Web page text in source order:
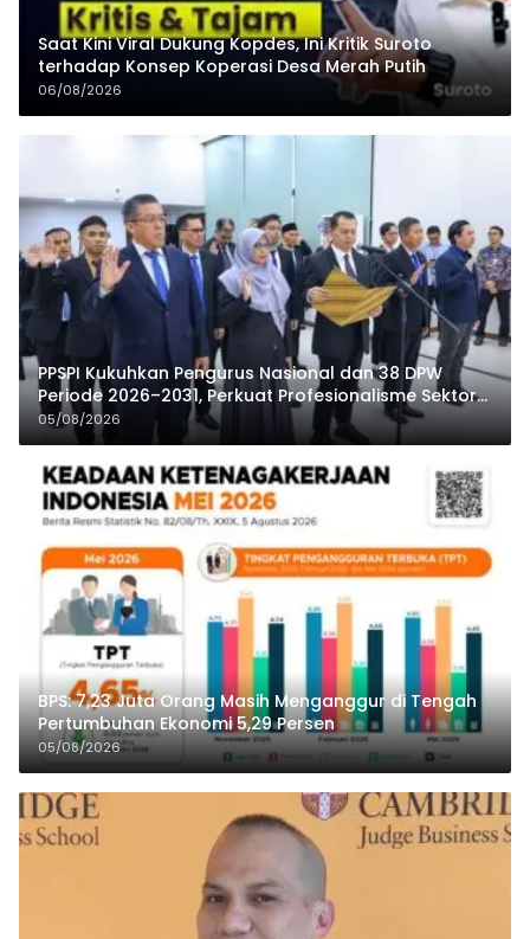
Saat Kini Viral Dukung Kopdes, Ini Kritik Suroto
terhadap Konsep Koperasi Desa Merah Putih
06/08/2026
PPSPI Kukuhkan Pengurus Nasional dan 38 DPW
Periode 2026–2031, Perkuat Profesionalisme Sektor
Publik
05/08/2026
BPS: 7,23 Juta Orang Masih Menganggur di Tengah
Pertumbuhan Ekonomi 5,29 Persen
05/08/2026